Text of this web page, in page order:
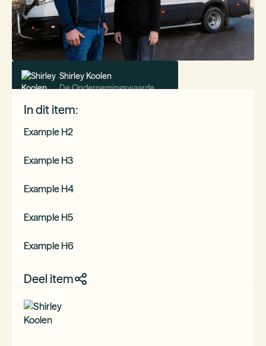
Shirley Koolen
De Ondernemingswaarde
In dit item:
Example H2
Example H3
Example H4
Example H5
Example H6
Deel item